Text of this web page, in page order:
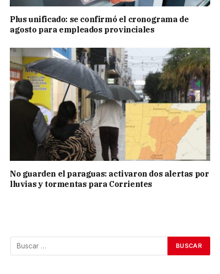
Plus unificado: se confirmó el cronograma de
agosto para empleados provinciales
No guarden el paraguas: activaron dos alertas por
lluvias y tormentas para Corrientes